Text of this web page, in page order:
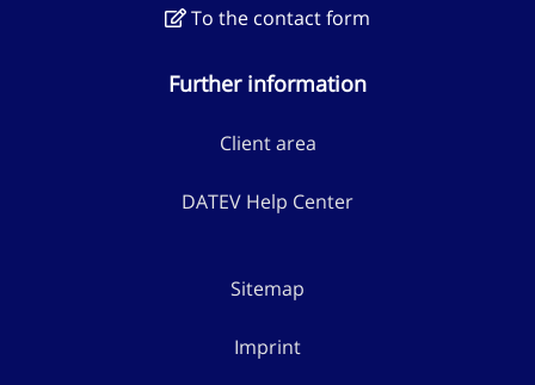
To the contact form
Further information
Client area
DATEV Help Center
Sitemap
Imprint